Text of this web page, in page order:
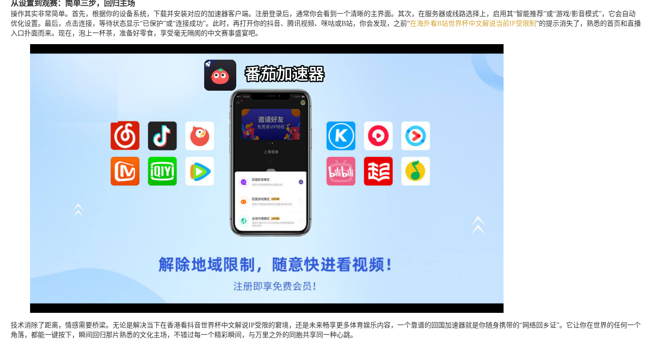
从设置到观赛：简单三步，回归主场
操作其实非常简单。首先，根据你的设备系统，下载并安装对应的加速器客户端。注册登录后，通常你会看到一个清晰的主界面。其次，在服务器或线路选择上，启用其“智能推荐”或“游戏/影音模式”，它会自动
优化设置。最后，点击连接，等待状态显示“已保护”或“连接成功”。此时，再打开你的抖音、腾讯视频、咪咕或B站，你会发现，之前“在海外看B站世界杯中文解说当前IP受限制 ”的提示消失了，熟悉的首页和直播
入口扑面而来。现在，泡上一杯茶，准备好零食，享受毫无隔阂的中文赛事盛宴吧。
技术消除了距离，情感需要桥梁。无论是解决当下在香港看抖音世界杯中文解说IP受限的窘境，还是未来畅享更多体育娱乐内容，一个靠谱的回国加速器就是你随身携带的“网络回乡证”。它让你在世界的任何一个
角落，都能一键按下，瞬间回归那片熟悉的文化主场，不错过每一个精彩瞬间，与万里之外的同胞共享同一种心跳。